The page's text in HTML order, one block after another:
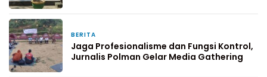
BERITA
Jaga Profesionalisme dan Fungsi Kontrol,
Jurnalis Polman Gelar Media Gathering